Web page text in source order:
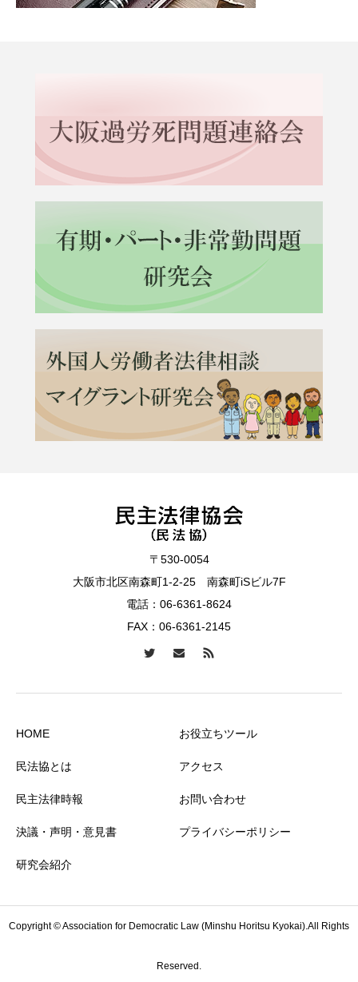
〒530-0054
大阪市北区南森町1-2-25 南森町iSビル7F
電話： 06-6361-8624
FAX：06-6361-2145
HOME
民法協とは
民主法律時報
決議・声明・意見書
研究会紹介
お役立ちツール
アクセス
お問い合わせ
プライバシーポリシー
Copyright © Association for Democratic Law (Minshu Horitsu Kyokai).All Rights
Reserved.